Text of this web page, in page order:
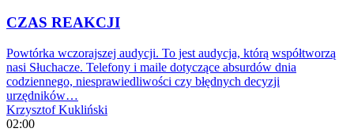
CZAS REAKCJI
Powtórka wczorajszej audycji. To jest audycja, którą współtworzą
nasi Słuchacze. Telefony i maile dotyczące absurdów dnia
codziennego, niesprawiedliwości czy błędnych decyzji
urzędników…
Krzysztof Kukliński
02:00